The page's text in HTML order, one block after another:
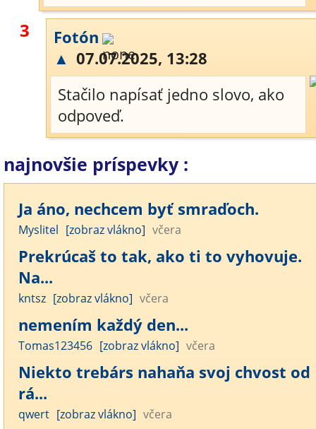
3
Fotón
▲ 07.07.2025, 13:28
Stačilo napísať jedno slovo, ako
odpoveď.
najnovšie príspevky :
Ja áno, nechcem byť smraďoch.
Myslitel [zobraz vlákno] včera
Prekrúcaš to tak, ako ti to vyhovuje.
Na...
kntsz [zobraz vlákno] včera
nemením každý den...
Tomas123456 [zobraz vlákno] včera
Niekto trebárs nahaňa svoj chvost od
rá...
qwert [zobraz vlákno] včera